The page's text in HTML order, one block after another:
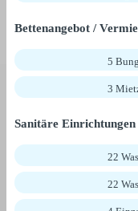
Bettenangebot /
5
3
Sanitäre Einrichtungen
22
22